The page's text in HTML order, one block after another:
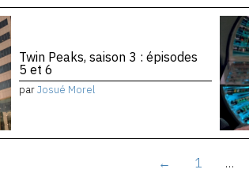
Twin Peaks, saison 3 : épisodes
5 et 6
parJosué Morel
← 1 …